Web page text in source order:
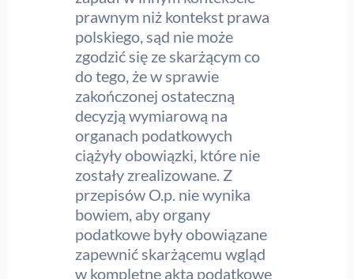
prawnym niż kontekst prawa
polskiego, sąd nie może
zgodzić się ze skarżącym co
do tego, że w sprawie
zakończonej ostateczną
decyzją wymiarową na
organach podatkowych
ciążyły obowiązki, które nie
zostały zrealizowane. Z
przepisów O.p. nie wynika
bowiem, aby organy
podatkowe były obowiązane
zapewnić skarżącemu wgląd
w kompletne akta podatkowe